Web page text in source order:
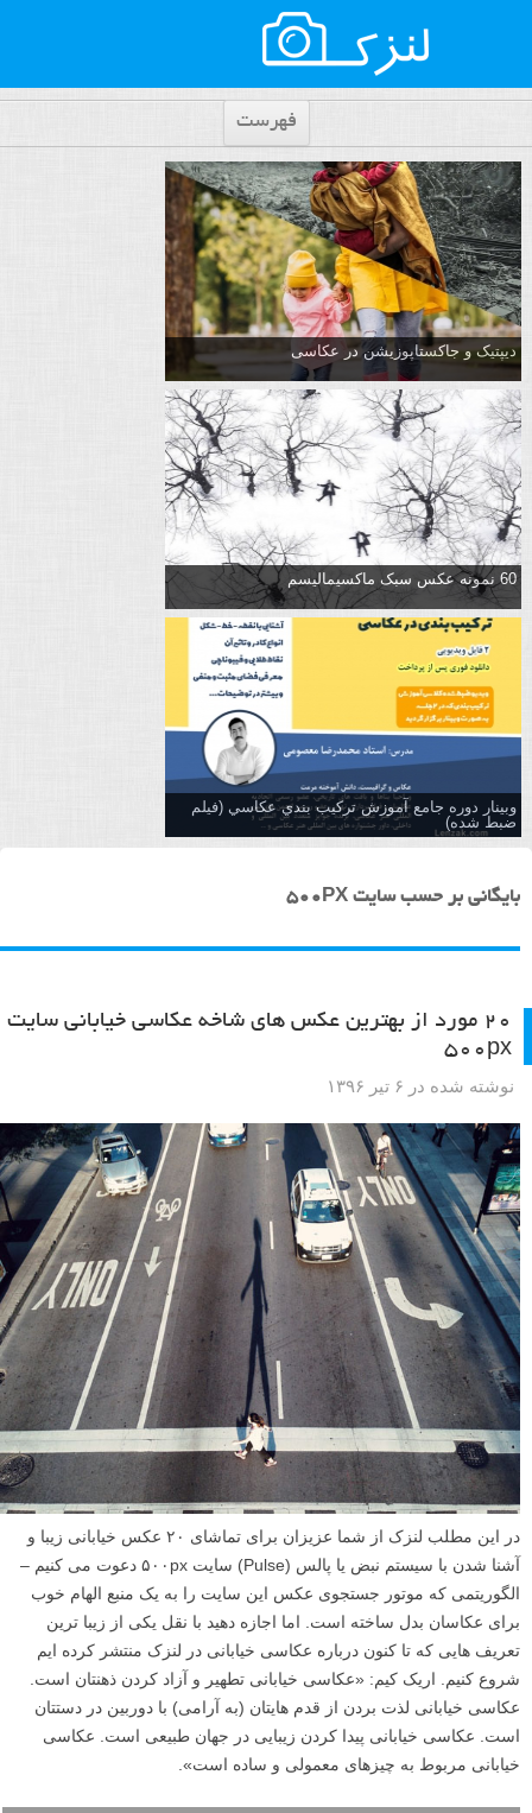
فهرست
دیپتیک و جاکستا‌پوزیشن در عکاسی
60 نمونه عکس سبک ماکسیمالیسم
وبینار دوره جامع آموزش تركيب بندي عكاسي (فیلم
ضبط شده)
بایگانی بر حسب سایت 500PX
۲۰ مورد از بهترین عکس های شاخه عکاسی خیابانی سایت
۵۰۰px
نوشته شده در ۶ تیر ۱۳۹۶
در این مطلب لنزک از شما عزیزان برای تماشای ۲۰ عکس خیابانی زیبا و
آشنا شدن با سیستم نبض یا پالس (Pulse) سایت ۵۰۰px دعوت می کنیم –
الگوریتمی که موتور جستجوی عکس این سایت را به یک منبع الهام خوب
برای عکاسان بدل ساخته است. اما اجازه دهید با نقل یکی از زیبا ترین
تعریف هایی که تا کنون درباره عکاسی خیابانی در لنزک منتشر کرده ایم
شروع کنیم. اریک کیم: «عکاسی خیابانی تطهیر و آزاد کردن ذهنتان است.
عکاسی خیابانی لذت بردن از قدم هایتان (به آرامی) با دوربین در دستتان
است. عکاسی خیابانی پیدا کردن زیبایی در جهان طبیعی است. عکاسی
خیابانی مربوط به چیزهای معمولی و ساده است».